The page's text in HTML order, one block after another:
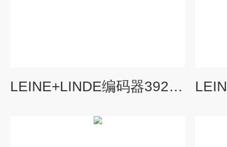
LEINE+LINDE编码器392904-02使用寿命